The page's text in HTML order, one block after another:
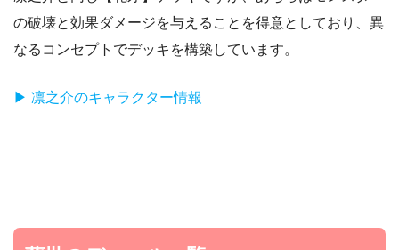
の破壊と効果ダメージを与えることを得意としており、異
なるコンセプトでデッキを構築しています。
▶︎ 凛之介のキャラクター情報